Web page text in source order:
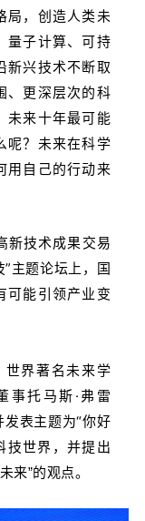
局，创造人类未
量子计算、可持
新兴技术不断取
、更深层次的科
未来十年最可能
呢？未来在科学
用自己的行动来
新技术成果交易
主题论坛上，国
可能引领产业变
界著名未来学
事托马斯·弗雷
表主题为“你好
技世界，并提出
来”的观点。